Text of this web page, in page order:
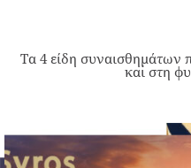
Τα 4 είδη συναισθημάτων
και στη